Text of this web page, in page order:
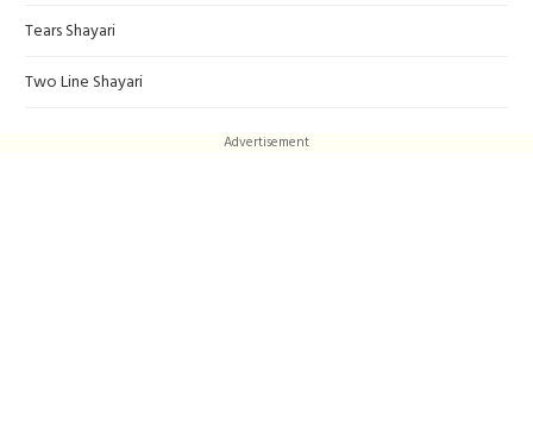
Tears Shayari
Two Line Shayari
Advertisement